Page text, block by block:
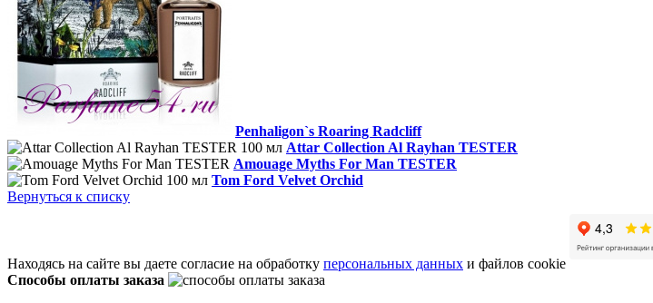
Penhaligon`s Roaring Radcliff
Attar Collection Al Rayhan TESTER
Amouage Myths For Man TESTER
Tom Ford Velvet Orchid
Вернуться к списку
Находясь на сайте вы даете согласие на обработку персональных данных и файлов cookie
Способы оплаты заказа